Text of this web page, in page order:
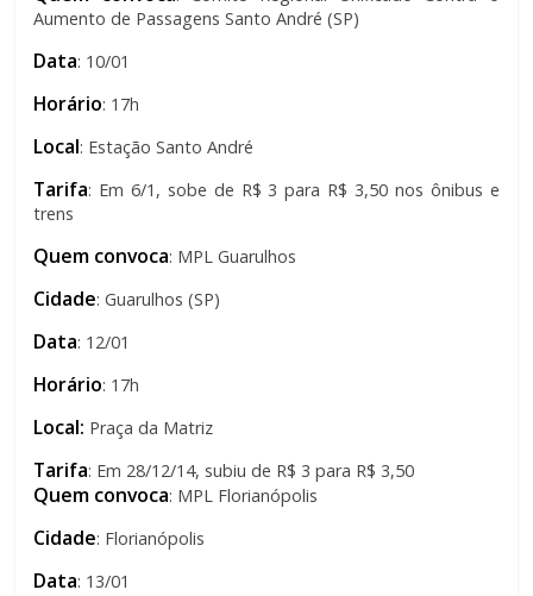
Aumento de Passagens Santo André (SP)
Data: 10/01
Horário: 17h
Local: Estação Santo André
Tarifa: Em 6/1, sobe de R$ 3 para R$ 3,50 nos ônibus e
trens
Quem convoca: MPL Guarulhos
Cidade: Guarulhos (SP)
Data: 12/01
Horário: 17h
Local: Praça da Matriz
Tarifa: Em 28/12/14, subiu de R$ 3 para R$ 3,50
Quem convoca: MPL Florianópolis
Cidade: Florianópolis
Data: 13/01